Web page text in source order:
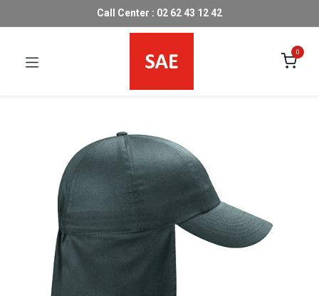
Call Center : 02 62 43 12 42
0